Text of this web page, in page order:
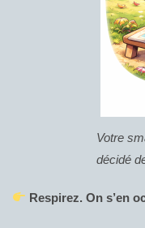
Votre
décidé
Respirez. On s’en